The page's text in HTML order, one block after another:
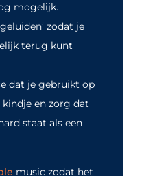
mogelijk.
zodat je
terug kunt
dat je gebruikt op
en zorg dat
staat als een
music zodat het